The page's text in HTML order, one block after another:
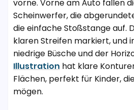
vorne. Vorne am Auto fallen
Scheinwerfer, die
die einfache Stoßstange auf.
klaren Streifen markiert, und
niedrige Büsche und der
Illustration hat klare
Flächen, perfekt für Kinder,
mögen.